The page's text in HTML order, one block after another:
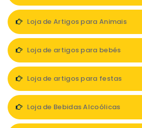
Loja de Artigos para Animais
Loja de artigos para bebés
Loja de artigos para festas
Loja de Bebidas Alcoólicas